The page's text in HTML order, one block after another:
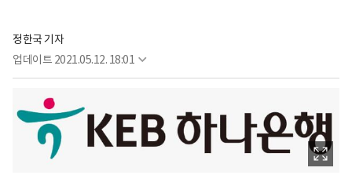
정한국 기자
업데이트 2021.05.12. 18:01